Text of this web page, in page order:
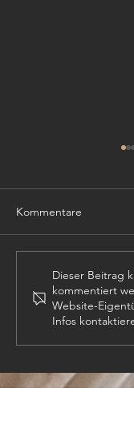
Kommentare
Dieser Beitrag
kommentiert
Website-
Infos